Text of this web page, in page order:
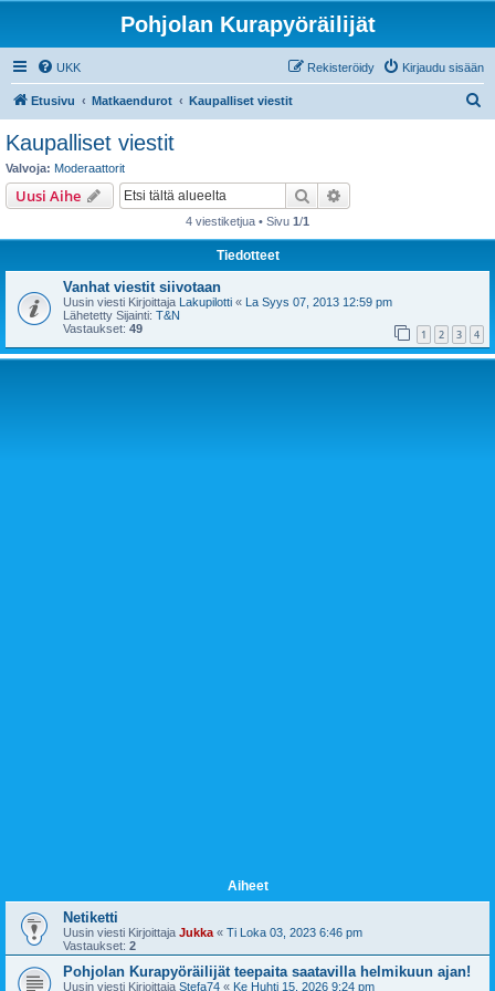
Pohjolan Kurapyöräilijät
UKK Kirjaudu sisään
Rekisteröidy
Etusivu Matkaendurot Kaupalliset viestit
Kaupalliset viestit
Valvoja: Moderaattorit
Uusi Aihe Etsi
4 viestiketjua • Sivu 1/1
Tiedotteet
Vanhat viestit siivotaan
Uusin viesti Kirjoittaja Lakupilotti « La Syys 07, 2013 12:59 pm
Lähetetty Sijainti: T&N
Vastaukset: 49 1 2 3 4
Aiheet
Netiketti
Uusin viesti Kirjoittaja Jukka « Ti Loka 03, 2023 6:46 pm
Vastaukset: 2
Pohjolan Kurapyöräilijät teepaita saatavilla helmikuun ajan!
Uusin viesti Kirjoittaja Stefa74 « Ke Huhti 15, 2026 9:24 pm